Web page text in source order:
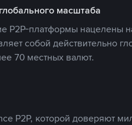
масштаба
P2P-платформы нацелены
собой действительно
70 местных валют.
P2P, которой доверяют